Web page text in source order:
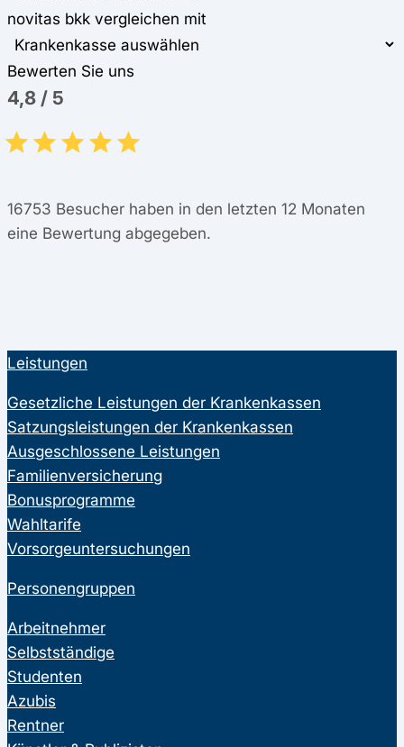
novitas bkk vergleichen mit
Bewerten Sie uns
4,8 / 5
16753 Besucher haben in den letzten 12 Monaten
eine Bewertung abgegeben.
Leistungen
Gesetzliche Leistungen der Krankenkassen
Satzungsleistungen der Krankenkassen
Ausgeschlossene Leistungen
Familienversicherung
Bonusprogramme
Wahltarife
Vorsorgeuntersuchungen
Personengruppen
Arbeitnehmer
Selbstständige
Studenten
Azubis
Rentner